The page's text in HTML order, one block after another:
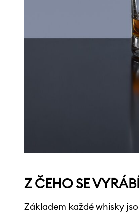
Z ČEHO SE
Základem každé whisky